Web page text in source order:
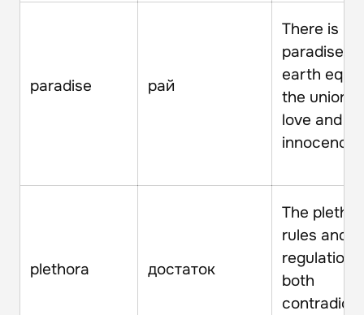
paradise рай
There is no
paradise
earth
the union
love and
innocence.
plethora достаток
The
rules and
both